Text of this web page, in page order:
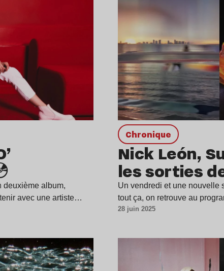
deuxième album,
avec une artiste…
chronique
Nick León,
les sorties
Un vendredi et une nouvelle
tout ça, on retrouve au
28 juin 2025